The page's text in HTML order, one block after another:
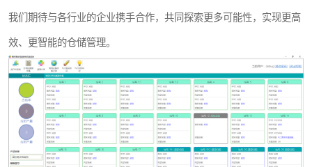
我们期待与各行业的企业携手合作，共同探索更多可能性，实现更高
效、更智能的仓储管理。